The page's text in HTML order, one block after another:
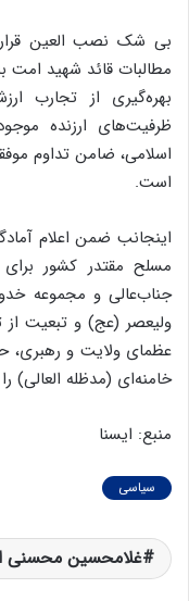
بی شک نصب العین قرار
مطالبات قائد شهید امت
بهره‌گیری از تجارب
ظرفیت‌های ارزنده
اسلامی، ضامن تداوم
است.
اینجانب ضمن اعلام
مسلح مقتدر کشور برای
جناب‌عالی و مجموعه
ولیعصر (عج) و تبعیت از
عظمای ولایت و رهبری،
خامنه‌ای (مدظله العالی)
منبع: ایسنا
سیاسی
غلامحسین محسنی